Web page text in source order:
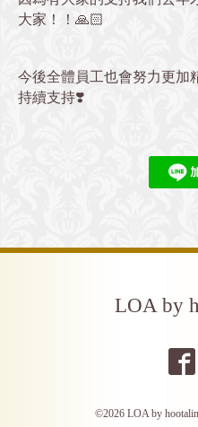
大家！！ 🙏🏻
今後全體員工也會努力更加
持續支持❣️
LOA by
©2026 LOA by